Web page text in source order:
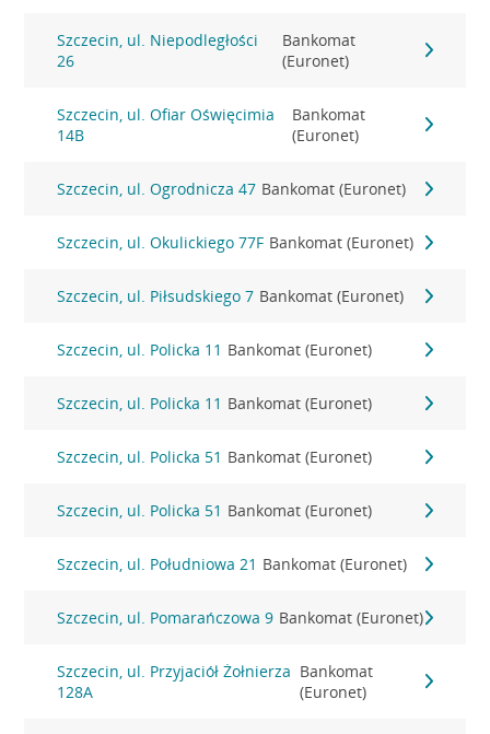
Szczecin, ul. Niepodległości
26
Bankomat
(Euronet)
Szczecin, ul. Ofiar Oświęcimia
14B
Bankomat
(Euronet)
Szczecin, ul. Ogrodnicza 47 Bankomat (Euronet)
Szczecin, ul. Okulickiego 77F Bankomat (Euronet)
Szczecin, ul. Piłsudskiego 7 Bankomat (Euronet)
Szczecin, ul. Policka 11 Bankomat (Euronet)
Szczecin, ul. Policka 11 Bankomat (Euronet)
Szczecin, ul. Policka 51 Bankomat (Euronet)
Szczecin, ul. Policka 51 Bankomat (Euronet)
Szczecin, ul. Południowa 21 Bankomat (Euronet)
Szczecin, ul. Pomarańczowa 9 Bankomat (Euronet)
Szczecin, ul. Przyjaciół Żołnierza
128A
Bankomat
(Euronet)